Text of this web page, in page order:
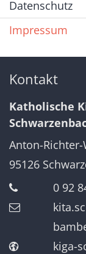
Datenschutz
Impressum
Kontakt
Katholische
Anton-Richter-
95126
0 92
kiga-